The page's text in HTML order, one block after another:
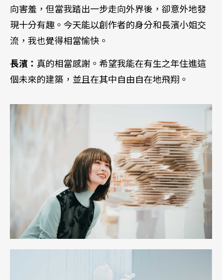
向害羞，但當我踏出一步走向外界後，卻意外地發
現十分有趣。今天能以創作者的身分和長濱小姐交
流，我也覺得相當愉快。
長濱： 真的相當感謝。希望我能在有生之年住進這
個未來的建築，並且在其中自由自在地飛翔。